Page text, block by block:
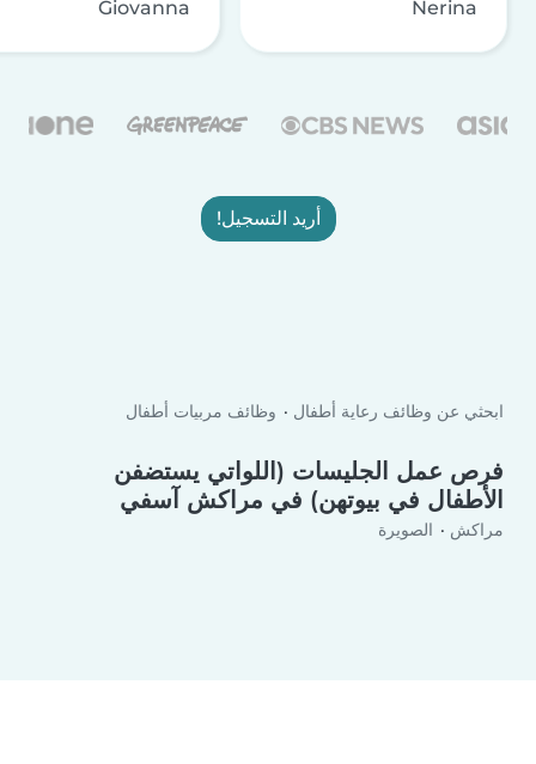
Nerina
Giovanna
أريد التسجيل!
ابحثي عن وظائف رعاية أطفال وظائف مربيات أطفال
فرص عمل الجليسات (اللواتي يستضفن
الأطفال في بيوتهن) في مراكش آسفي
مراكش الصويرة